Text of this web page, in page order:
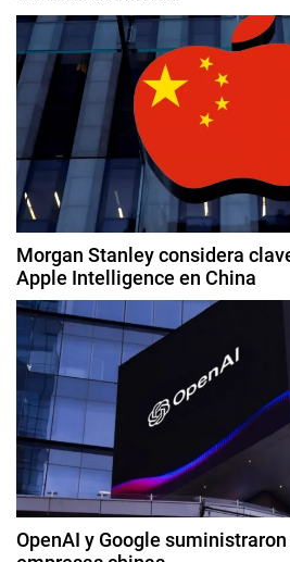
Morgan Stanley considera
Apple Intelligence en China
OpenAI y Google